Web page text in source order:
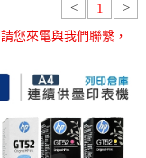
< 1 >
您來電與我們聯繫，